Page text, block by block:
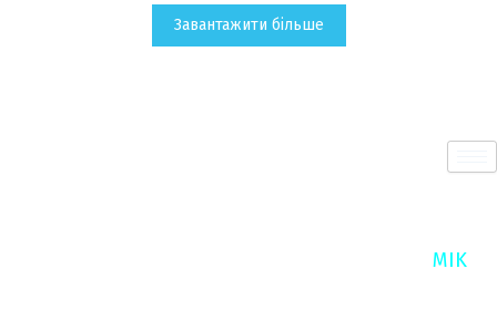
Завантажити більше
MIK